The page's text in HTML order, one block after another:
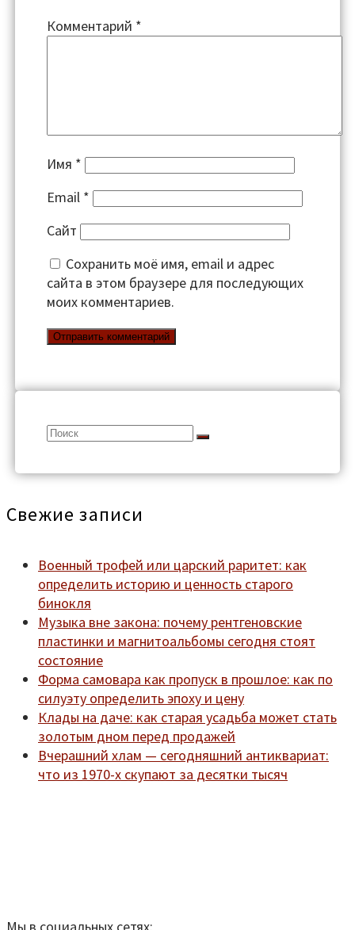
Комментарий *
Имя *
Email *
Сайт
Сохранить моё имя, email и адрес
сайта в этом браузере для последующих
моих комментариев.
Search
Свежие записи
Военный трофей или царский раритет: как
определить историю и ценность старого
бинокля
Музыка вне закона: почему рентгеновские
пластинки и магнитоальбомы сегодня стоят
состояние
Форма самовара как пропуск в прошлое: как по
силуэту определить эпоху и цену
Клады на даче: как старая усадьба может стать
золотым дном перед продажей
Вчерашний хлам — сегодняшний антиквариат:
что из 1970-х скупают за десятки тысяч
Мы в социальных сетях: